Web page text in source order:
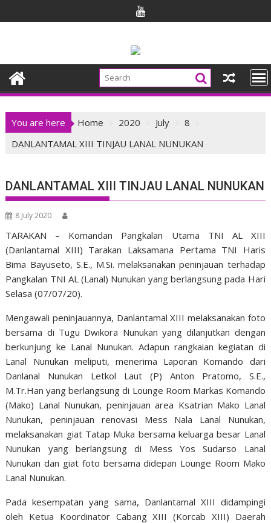
to
You are here Home 2020 July
8
DANLANTAMAL XIII TINJAU LANAL NUNUKAN
DANLANTAMAL XIII TINJAU LANAL NUNUKAN
8 July 2020
TARAKAN – Komandan Pangkalan Utama TNI AL XIII
(Danlantamal XIII) Tarakan Laksamana Pertama TNI Haris
Bima Bayuseto, S.E., M.Si. melaksanakan peninjauan terhadap
Pangkalan TNI AL (Lanal) Nunukan yang berlangsung pada Hari
Selasa (07/07/20).
Mengawali peninjauannya, Danlantamal XIII melaksanakan foto
bersama di Tugu Dwikora Nunukan yang dilanjutkan dengan
berkunjung ke Lanal Nunukan. Adapun rangkaian kegiatan di
Lanal Nunukan meliputi, menerima Laporan Komando dari
Danlanal Nunukan Letkol Laut (P) Anton Pratomo, S.E.,
M.Tr.Han yang berlangsung di Lounge Room Markas Komando
(Mako) Lanal Nunukan, peninjauan area Ksatrian Mako Lanal
Nunukan, peninjauan renovasi Mess Nala Lanal Nunukan,
melaksanakan giat Tatap Muka bersama keluarga besar Lanal
Nunukan yang berlangsung di Mess Yos Sudarso Lanal
Nunukan dan giat foto bersama didepan Lounge Room Mako
Lanal Nunukan.
Pada kesempatan yang sama, Danlantamal XIII didampingi
oleh Ketua Koordinator Cabang XIII (Korcab XIII) Daerah